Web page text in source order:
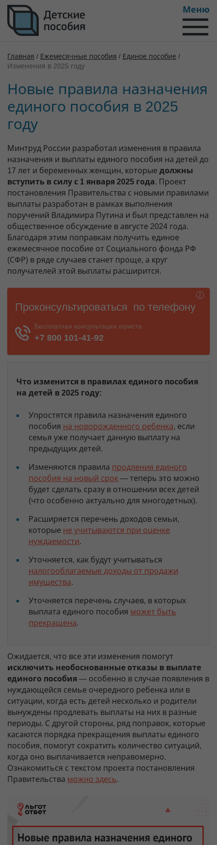
Меню
Главная / Ежемесячные пособия / Единое пособие /
Изменения в 2025 году
Новые правила назначения
единого пособия в 2025
году
Минтруд России разработал изменения в правила
назначения и выплаты единого пособия на детей до
17 лет и беременных женщин, которые должны
вступить в силу с 1 января 2025 года. Проект
постановления Правительства с новыми правилами
выплаты разработан в рамках выполнения
поручений Владимира Путина и был представлен на
общественное обсуждение в августе 2024 года.
Благодаря этим поправкам получить единое
ежемесячное пособие от Социального фонда РФ
(СФР) в ряде случаев станет проще, а круг
получателей этой выплаты расширится.
Что изменится в правилах единого пособия
на детей в 2025 году:
Упростятся правила назначения единого
пособия на новорожденного ребенка, если
семья уже получает данную выплату на
предыдущих детей.
Изменяются правила продления единого
пособия на новый срок — теперь это можно
будет сделать сразу в отношении всех детей
(что особенно актуально для многодетных).
Расширяется перечень доходов семьи,
которые не учитываются при оценке
нуждаемости.
Уточняется, как будут учитываться
налогооблагаемые доходы от продажи
имущества.
Уточняется перечень случаев, в которых
выплата единого пособия может быть
прекращена.
Ожидается, что все эти изменения помогут
исключить необоснованные отказы в выплате
единого пособия — особенно в случае появления в
нуждающейся семье очередного ребенка или в
ситуации, когда есть детей несколько и родители
вынуждены продлевать выплаты на них в разные
периоды. С другой стороны, ряд поправок, которые
касаются порядка прекращения выплаты единого
пособия, помогут сократить количество ситуаций,
когда оно выплачивается неправомерно.
Ознакомиться с текстом проекта постановления
Правительства можно здесь.